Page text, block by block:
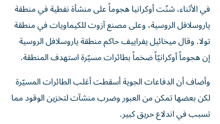
في الأثناء، شنّت أوكرانيا هجوماً على منشأة نفطية في منطقة
ياروسلافل الروسية، وعلى مصنع آزوت للكيماويات في منطقة
تولا. وقال ميخائيل يفراييف حاكم ‌منطقة ياروسلافل الروسية
إن هجوماً أوكرانيّاً ضخماً بطائرات مسيّرة استهدف المنطقة.
وأضاف أن الدفاعات الجوية أسقطت أغلب الطائرات المسيّرة
لكن بعضها تمكن من العبور وضرب منشآت لتخزين الوقود مما
تسبب في اندلاع حريق كبير.